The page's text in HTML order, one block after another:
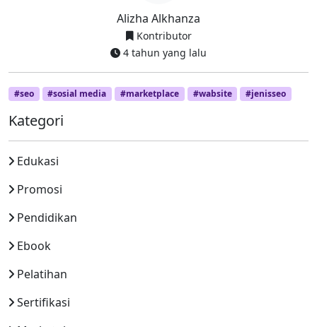
Alizha Alkhanza
Kontributor
4 tahun yang lalu
#seo #sosial media #marketplace #wabsite #jenisseo
Kategori
Edukasi
Promosi
Pendidikan
Ebook
Pelatihan
Sertifikasi